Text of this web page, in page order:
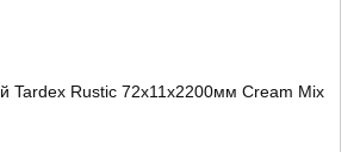
Tardex Rustic 72х11х2200мм Cream Mix